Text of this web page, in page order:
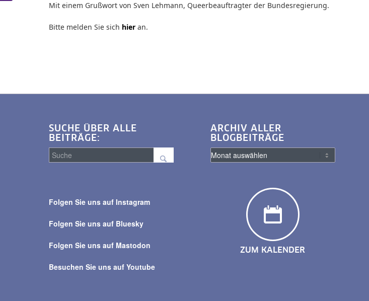
Mit einem Grußwort von Sven Lehmann, Queerbeauftragter der Bundesregierung.
Bitte melden Sie sich hier an.
SUCHE ÜBER ALLE
BEITRÄGE:
alle
Folgen Sie uns auf Instagram
Folgen Sie uns auf Bluesky
Folgen Sie uns auf Mastodon
Besuchen Sie uns auf Youtube
ARCHIV ALLER
BLOGBEITRÄGE
ZUM KALENDER